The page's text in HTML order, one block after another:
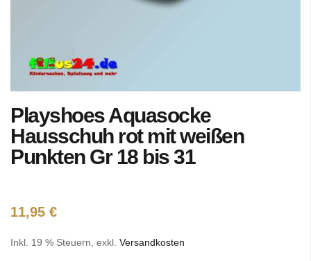
Anfang
der
Bildgalerie
springen
Playshoes Aquasocke
Hausschuh rot mit weißen
Punkten Gr 18 bis 31
11,95 €
Inkl. 19 % Steuern exkl. Versandkosten